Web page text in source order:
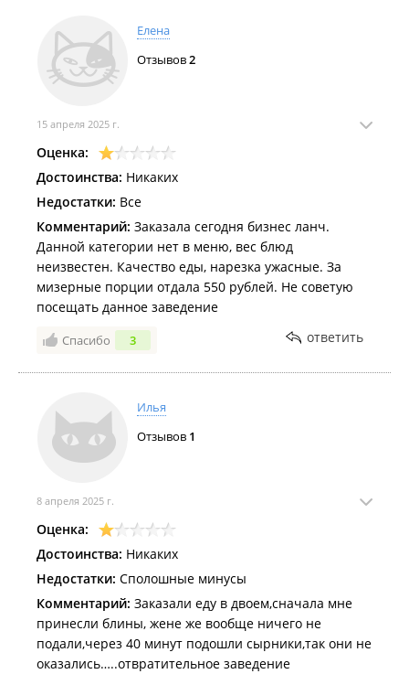
вечерний променад по столику. Видео с тараканом
было продемонстрировано персоналу -- в ответ
лишь предложили десерт. Больше в это заведение
ни ногой.
Елена
Отзывов2
15 апреля 2025 г.
Оценка:
Достоинства: Никаких
Недостатки: Все
Комментарий: Заказала сегодня бизнес ланч.
Данной категории нет в меню, вес блюд
неизвестен. Качество еды, нарезка ужасные. За
мизерные порции отдала 550 рублей. Не советую
посещать данное заведение
Спасибо 3 ответить
Илья
Отзывов 1
8 апреля 2025 г.
Оценка:
Достоинства: Никаких
Недостатки: Сполошные минусы
Комментарий: Заказали еду в двоем,сначала мне
принесли блины, жене же вообще ничего не
подали,через 40 минут подошли сырники,так они не
оказались…..отвратительное заведение